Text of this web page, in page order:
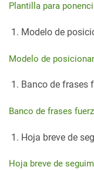
Plantilla para
Modelo de
Modelo de
Banco de frases
Banco de frases
Hoja breve de
Hoja breve de